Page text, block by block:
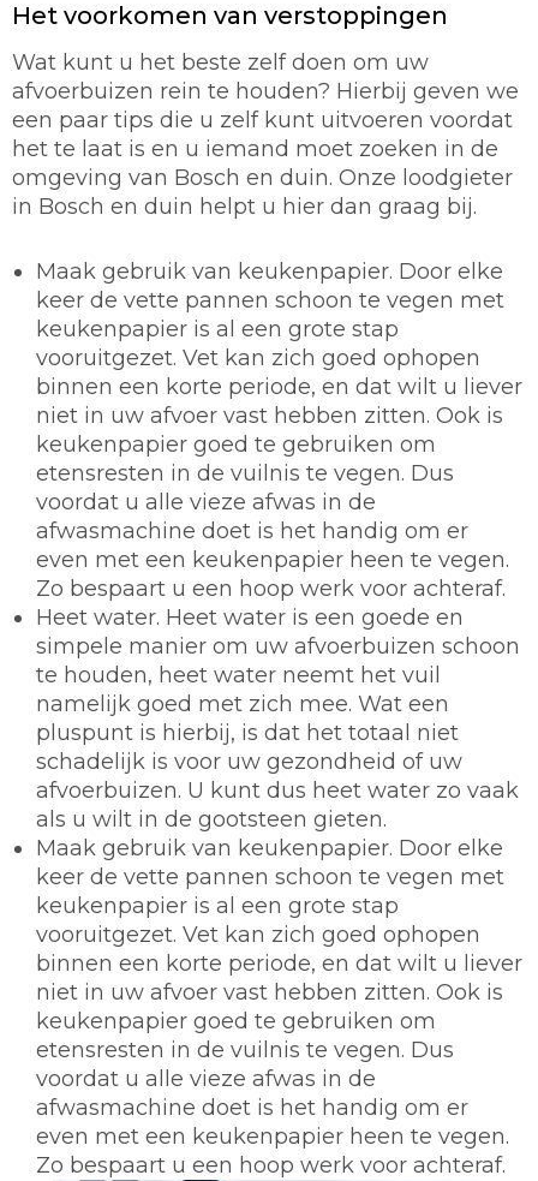
Het voorkomen van verstoppingen
Wat kunt u het beste zelf doen om uw
afvoerbuizen rein te houden? Hierbij geven we
een paar tips die u zelf kunt uitvoeren voordat
het te laat is en u iemand moet zoeken in de
omgeving van Bosch en duin. Onze loodgieter
in Bosch en duin helpt u hier dan graag bij.
Maak gebruik van keukenpapier. Door elke
keer de vette pannen schoon te vegen met
keukenpapier is al een grote stap
vooruitgezet. Vet kan zich goed ophopen
binnen een korte periode, en dat wilt u liever
niet in uw afvoer vast hebben zitten. Ook is
keukenpapier goed te gebruiken om
etensresten in de vuilnis te vegen. Dus
voordat u alle vieze afwas in de
afwasmachine doet is het handig om er
even met een keukenpapier heen te vegen.
Zo bespaart u een hoop werk voor achteraf.
Heet water. Heet water is een goede en
simpele manier om uw afvoerbuizen schoon
te houden, heet water neemt het vuil
namelijk goed met zich mee. Wat een
pluspunt is hierbij, is dat het totaal niet
schadelijk is voor uw gezondheid of uw
afvoerbuizen. U kunt dus heet water zo vaak
als u wilt in de gootsteen gieten.
Maak gebruik van keukenpapier. Door elke
keer de vette pannen schoon te vegen met
keukenpapier is al een grote stap
vooruitgezet. Vet kan zich goed ophopen
binnen een korte periode, en dat wilt u liever
niet in uw afvoer vast hebben zitten. Ook is
keukenpapier goed te gebruiken om
etensresten in de vuilnis te vegen. Dus
voordat u alle vieze afwas in de
afwasmachine doet is het handig om er
even met een keukenpapier heen te vegen.
Zo bespaart u een hoop werk voor achteraf.